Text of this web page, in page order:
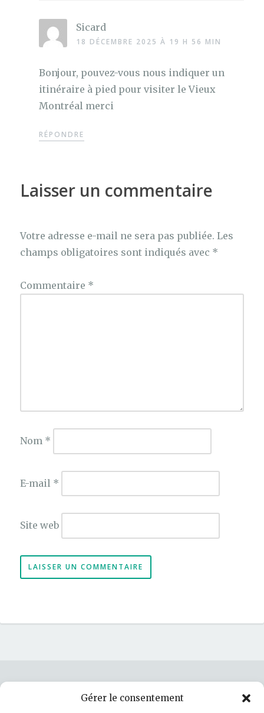
Gérer le consentement
Sicard
18 DÉCEMBRE 2025 À 19 H 56 MIN
Bonjour, pouvez-vous nous indiquer un
itinéraire à pied pour visiter le Vieux
Montréal merci
RÉPONDRE
Laisser un commentaire
Votre adresse e-mail ne sera pas publiée. Les
champs obligatoires sont indiqués avec *
Commentaire *
Nom *
E-mail *
Site web